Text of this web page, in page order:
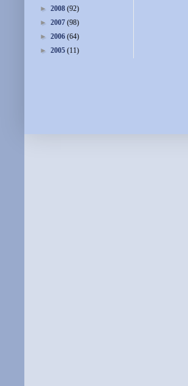
► 2008 (92)
► 2007 (98)
► 2006 (64)
► 2005 (11)